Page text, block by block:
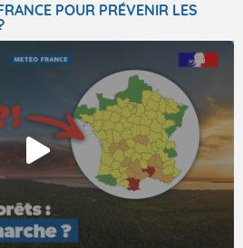
POUR PRÉVENIR LES